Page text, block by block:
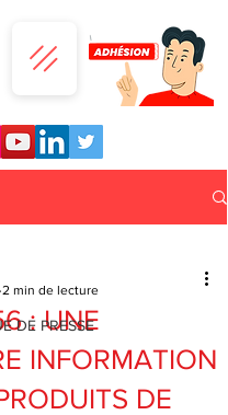
DE PRESSE
: UNE
INFORMATION
DE
2 min de lecture